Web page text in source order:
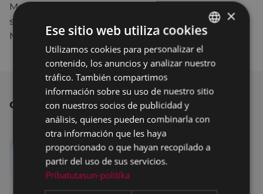
Municipal y la Brigada Municipal, sin su ayuda no
sería posible organizar la Cabalgata de los Reyes
Magos.
OTRAS NOTICIAS
BASQUE
SPANISH
×
Ese sitio web utiliza cookies
Utilizamos cookies para personalizar el
contenido, los anuncios y analizar nuestro
tráfico. También compartimos
información sobre su uso de nuestro sitio
con nuestros socios de publicidad y
análisis, quienes pueden combinarla con
otra información que les haya
proporcionado o que hayan recopilado a
partir del uso de sus servicios.
Pribatutasun-politika